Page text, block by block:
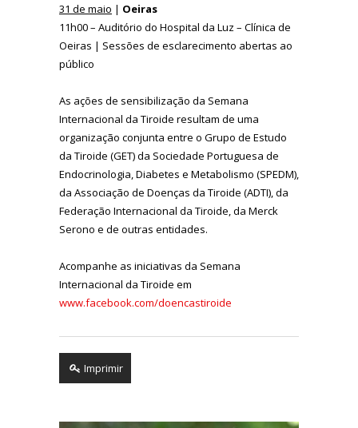
31 de maio | Oeiras
11h00 – Auditório do Hospital da Luz – Clínica de
Oeiras | Sessões de esclarecimento abertas ao
público
As ações de sensibilização da Semana
Internacional da Tiroide resultam de uma
organização conjunta entre o Grupo de Estudo
da Tiroide (GET) da Sociedade Portuguesa de
Endocrinologia, Diabetes e Metabolismo (SPEDM),
da Associação de Doenças da Tiroide (ADTI), da
Federação Internacional da Tiroide, da Merck
Serono e de outras entidades.
Acompanhe as iniciativas da Semana
Internacional da Tiroide em
www.facebook.com/doencastiroide
Imprimir